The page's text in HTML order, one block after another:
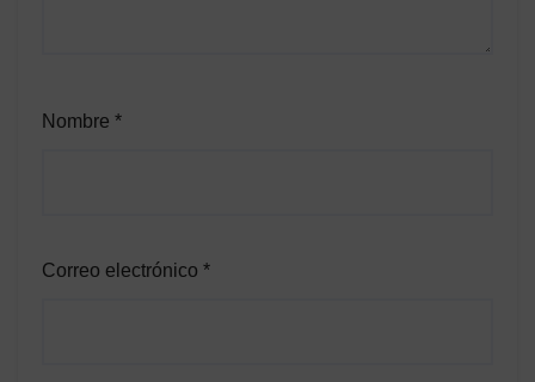
Nombre *
Correo electrónico *